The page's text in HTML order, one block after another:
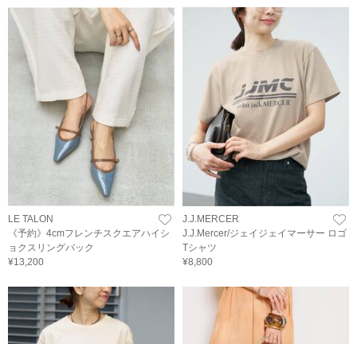
LE TALON
《予約》4cmフレンチスクエアハイシ
ョクスリングバック
¥13,200
J.J.MERCER
J.J.Mercer/ジェイジェイマーサー ロゴ
Tシャツ
¥8,800